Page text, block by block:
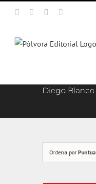
Facebook Instagram
Diego Blanco
Ordena por